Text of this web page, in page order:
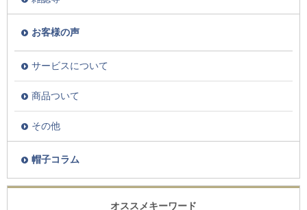
お客様の声
サービスについて
商品ついて
その他
帽子コラム
オススメキーワード